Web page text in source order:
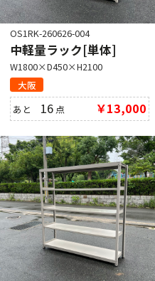
OS1RK-260626-004
中軽量ラック[単体]
W1800×D450×H2100
大阪
あと 16 点 ￥13,000